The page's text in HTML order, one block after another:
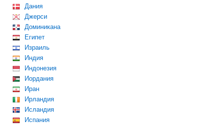
Дания
Джерси
Доминикана
Египет
Израиль
Индия
Индонезия
Иордания
Иран
Ирландия
Исландия
Испания